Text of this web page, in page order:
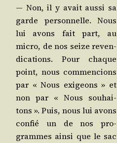
— Non, il y avait aus­si sa
garde per­son­nelle. Nous
lui avons fait part, au
micro, de nos seize reven­
di­ca­tions. Pour chaque
point, nous com­men­cions
par « Nous exi­geons » et
non par « Nous sou­hai­
tons ». Puis, nous lui avons
confié un de nos pro­
grammes ain­si que le sac